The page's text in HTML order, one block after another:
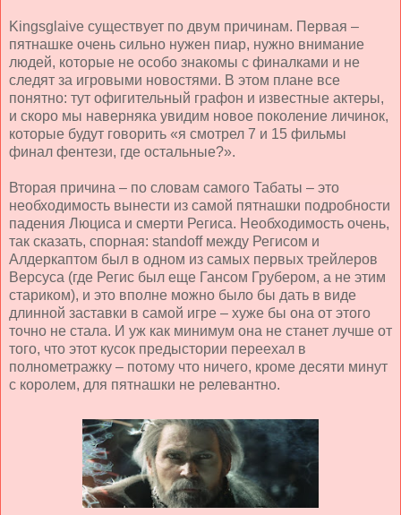
Kingsglaive существует по двум причинам. Первая –
пятнашке очень сильно нужен пиар, нужно внимание
людей, которые не особо знакомы с финалками и не
следят за игровыми новостями. В этом плане все
понятно: тут офигительный графон и известные актеры,
и скоро мы наверняка увидим новое поколение личинок,
которые будут говорить «я смотрел 7 и 15 фильмы
финал фентези, где остальные?».
Вторая причина – по словам самого Табаты – это
необходимость вынести из самой пятнашки подробности
падения Люциса и смерти Региса. Необходимость очень,
так сказать, спорная: standoffмежду Регисом и
Алдеркаптом был в одном из самых первых трейлеров
Версуса (где Регис был еще Гансом Грубером, а не этим
стариком), и это вполне можно было бы дать в виде
длинной заставки в самой игре – хуже бы она от этого
точно не стала. И уж как минимум она не станет лучше от
того, что этот кусок предыстории переехал в
полнометражку – потому что ничего, кроме десяти минут
с королем, для пятнашки не релевантно.